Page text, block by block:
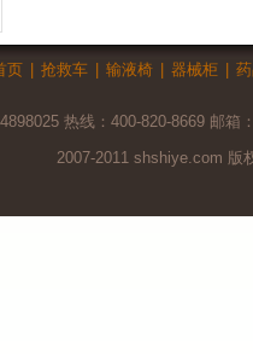
页 抢救车 输液椅 器械柜
热线：400-820-8669 邮箱
2007-2011 shshiye.com 版